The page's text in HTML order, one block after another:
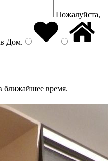
Пожалуйста,
Дом.
ближайшее время.